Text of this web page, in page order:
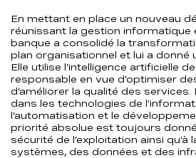
En mettant en place un nouveau
réunissant la gestion informatique
banque a consolidé la
plan organisationnel et lui a donné
Elle utilise l’intelligence artificielle
responsable en vue d’optimiser
d’améliorer la qualité des services.
dans les technologies de
l’automatisation et le
priorité absolue est toujours
sécurité de l’exploitation ainsi
systèmes, des données et des